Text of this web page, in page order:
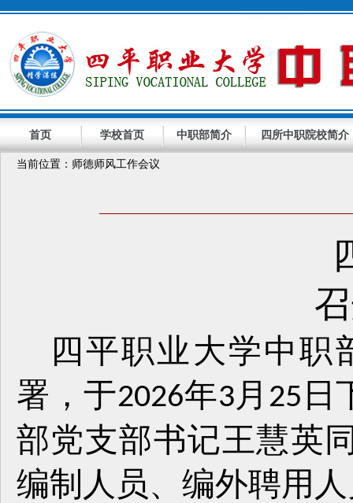
首页 学校首页 中职部简介 四所中职院校简介
当前位置：师德师风工作会议
四平职业大学中职
署，于2026年3 月 25 日
部党支部书记王慧英
编制人员、编外聘用